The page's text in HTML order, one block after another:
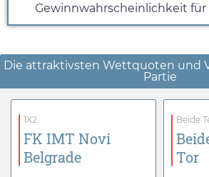
Gewinnwahrscheinlichkeit für
Die attraktivsten Wettquoten und
Partie
1X2
FK IMT Novi
Belgrade
Beide
Tor